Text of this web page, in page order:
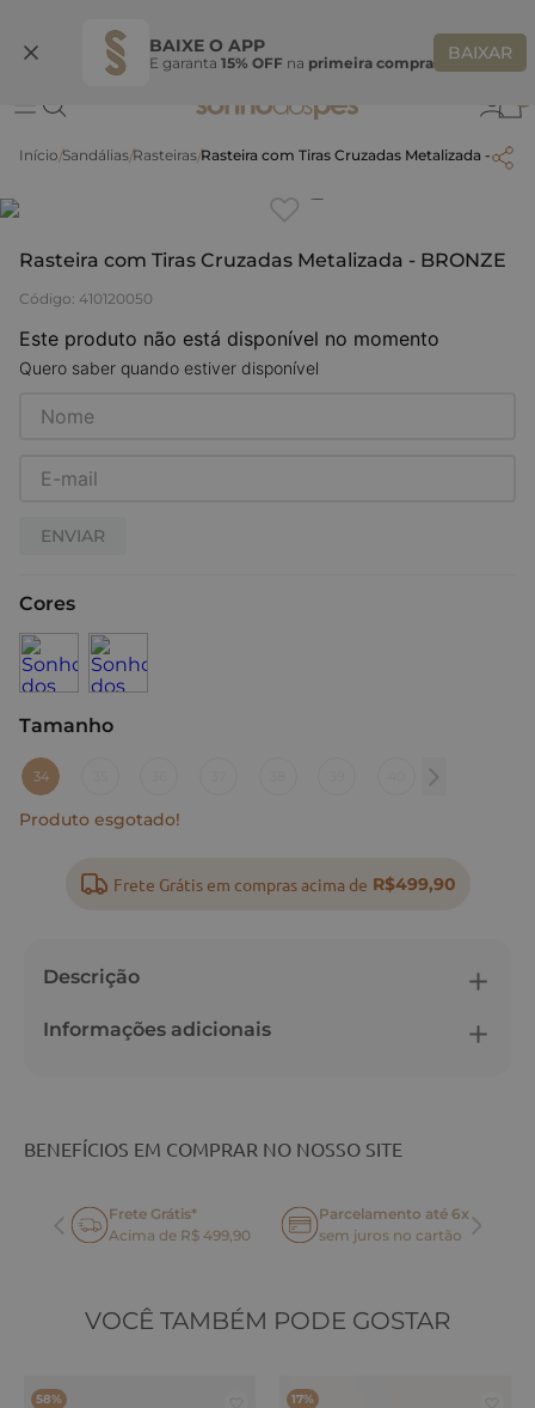
BAIXE O APP
E garanta 15% OFF na primeira compra BAIXAR
Ganhe 10% OFF na coleção utilizando o código do seu vendedor*
Sandálias Rasteiras Rasteira com Tiras Cruzadas Metalizada -
Rasteira com Tiras Cruzadas Metalizada - BRONZE
Código: 410120050
Este produto não está disponível no momento
Quero saber quando estiver disponível
ENVIAR
Cores
Tamanho
: 34
34
Produto esgotado!
Frete Grátis em compras acima de R$499,90
Descrição
Informações adicionais
BENEFÍCIOS EM COMPRAR NO NOSSO SITE
Frete Grátis*
Acima de R$ 499,90
Parcelamento até 6x
sem juros no cartão
VOCÊ TAMBÉM PODE GOSTAR
58% 17%